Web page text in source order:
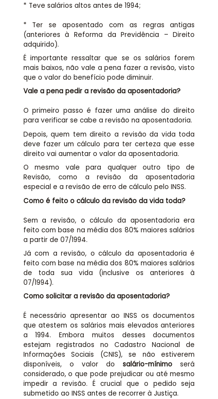
* Teve salários altos antes de 1994;
* Ter se aposentado com as regras antigas
(anteriores à Reforma da Previdência – Direito
adquirido).
É importante ressaltar que se os salários forem
mais baixos, não vale a pena fazer a revisão, visto
que o valor do benefício pode diminuir.
Vale a pena pedir a revisão da aposentadoria?
O primeiro passo é fazer uma análise do direito
para verificar se cabe a revisão na aposentadoria.
Depois, quem tem direito a revisão da vida toda
deve fazer um cálculo para ter certeza que esse
direito vai aumentar o valor da aposentadoria.
O mesmo vale para qualquer outro tipo de
Revisão, como a revisão da aposentadoria
especial e a revisão de erro de cálculo pelo INSS.
Como é feito o cálculo da revisão da vida toda?
Sem a revisão, o cálculo da aposentadoria era
feito com base na média dos 80% maiores salários
a partir de 07/1994.
Já com a revisão, o cálculo da aposentadoria é
feito com base na média dos 80% maiores salários
de toda sua vida (inclusive os anteriores à
07/1994).
Como solicitar a revisão da aposentadoria?
É necessário apresentar ao INSS os documentos
que atestem os salários mais elevados anteriores
a 1994. Embora muitos desses documentos
estejam registrados no Cadastro Nacional de
Informações Sociais (CNIS), se não estiverem
disponíveis, o valor dosalário-mínimo será
considerado, o que pode prejudicar ou até mesmo
impedir a revisão. É crucial que o pedido seja
submetido ao INSS antes de recorrer à Justiça.